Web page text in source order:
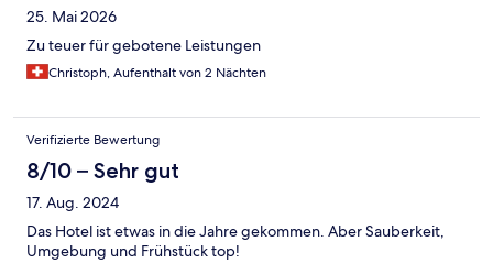
25. Mai 2026
Zu teuer für gebotene Leistungen
Christoph, Aufenthalt von 2 Nächten
Verifizierte Bewertung
8/10 – Sehr gut
17. Aug. 2024
Das Hotel ist etwas in die Jahre gekommen. Aber Sauberkeit,
Umgebung und Frühstück top!